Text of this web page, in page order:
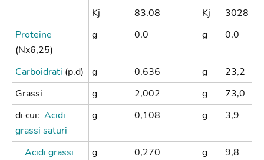
Kj 83,08 Kj
3028
Proteine
(Nx6,25)
g 0,0 g 0,0
Carboidrati (p.d) g 0,636 g
23,2
Grassi
g 2,002 g
73,0
di cui: Acidi
grassi saturi
g 0,108 g 3,9
Acidi grassi
g 0,270 g 9,8